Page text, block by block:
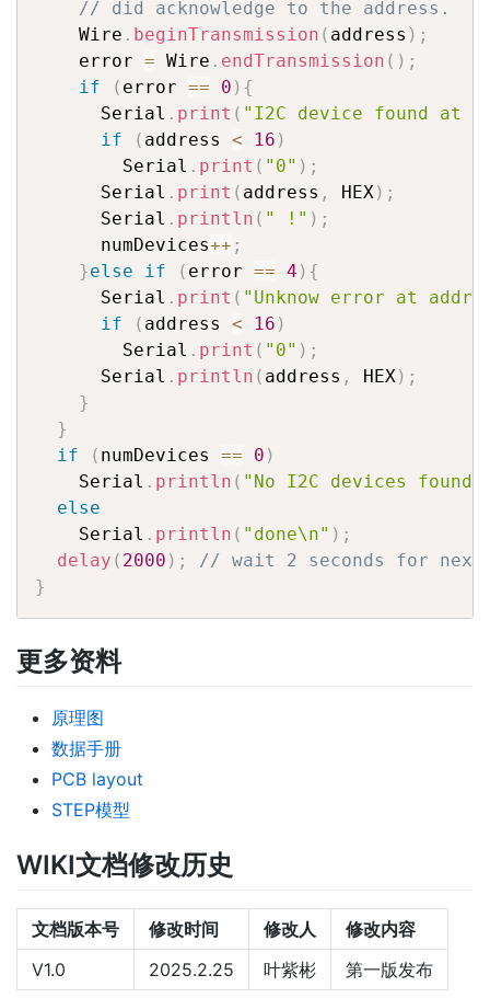
// did acknowledge to the address.
    Wire
. beginTransmission ( address ) ;
    error
= Wire . endTransmission ( ) ;
if
( error == 0 ) {
      Serial
. print ( "I2C device found at
if
( address < 16 )
        Serial
. print ( "0" ) ;
      Serial
. print ( address , HEX) ;
      Serial
. println ( " !" ) ;
      numDevices
++ ;
}else if ( error == 4 ) {
      Serial
. print ( "Unknow error at
if
( address < 16 )
        Serial
. print ( "0" ) ;
      Serial
. println ( address , HEX) ;
}
}
if
( numDevices == 0 )
    Serial
. println ( "No I2C devices
else
    Serial
. println ( "done\n" ) ;
delay ( 2000 ) ;
// wait 2 seconds for next
}
更多资料
原理图
数据手册
PCB layout
STEP模型
WIKI文档修改历史
文档版本号 修改时间 修改人
修改内容
V1.0
2025.2.25 叶紫彬 第一版发布